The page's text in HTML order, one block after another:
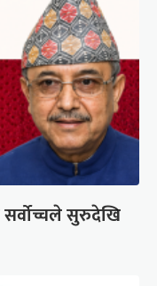
सुरुदेखि